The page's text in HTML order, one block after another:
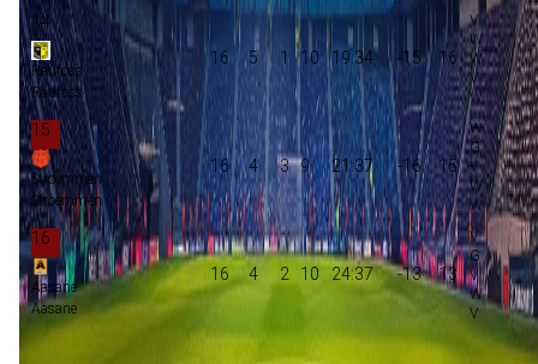
14
Raufoss
Raufoss
16 5 1 10 19:34 -15 16
15
Stroemmen
Stroemmen
16 4 3 9 21:37 -16 15
16
Aasane
Aasane
16 4 2 10 24:37 -13 13